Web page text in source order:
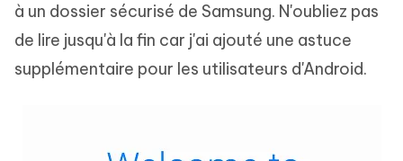
à un dossier sécurisé de Samsung. N'oubliez pas
de lire jusqu'à la fin car j'ai ajouté une astuce
supplémentaire pour les utilisateurs d'Android.